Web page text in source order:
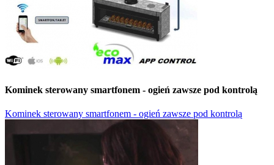
Kominek sterowany smartfonem - ogień zawsze pod kontrolą
Kominek sterowany smartfonem - ogień zawsze pod kontrolą